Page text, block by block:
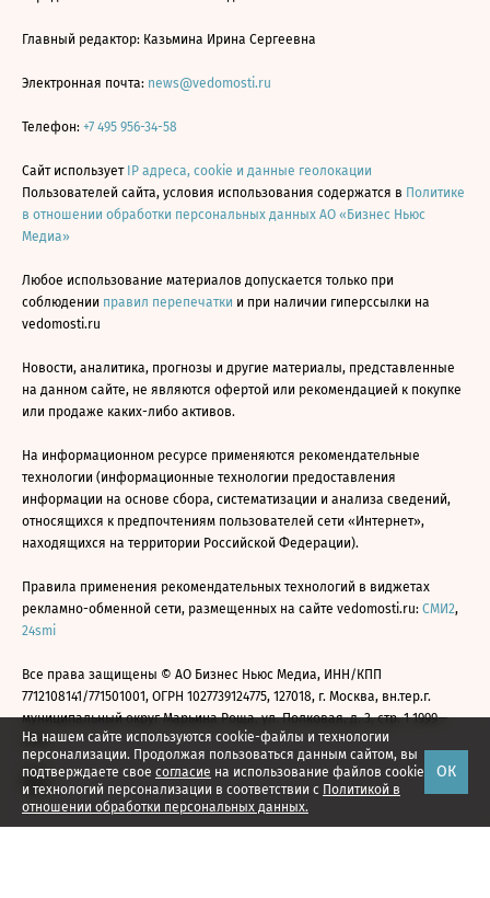
На нашем сайте используются cookie-файлы и технологии
персонализации. Продолжая пользоваться данным сайтом, вы
подтверждаете свое согласие на использование файлов cookie
и технологий персонализации в соответствии с Политикой в
отношении обработки персональных данных.
ОК
Главный редактор: Казьмина Ирина Сергеевна
Электронная почта: news@vedomosti.ru
Телефон: +7 495 956-34-58
Сайт использует IP адреса, cookie и данные геолокации
Пользователей сайта, условия использования содержатся в Политике
в отношении обработки персональных данных АО «Бизнес Ньюс
Медиа»
Любое использование материалов допускается только при
соблюдении правил перепечатки и при наличии гиперссылки на
vedomosti.ru
Новости, аналитика, прогнозы и другие материалы, представленные
на данном сайте, не являются офертой или рекомендацией к покупке
или продаже каких-либо активов.
На информационном ресурсе применяются рекомендательные
технологии (информационные технологии предоставления
информации на основе сбора, систематизации и анализа сведений,
относящихся к предпочтениям пользователей сети «Интернет»,
находящихся на территории Российской Федерации).
Правила применения рекомендательных технологий в виджетах
рекламно-обменной сети, размещенных на сайте vedomosti.ru: СМИ2,
24smi
Все права защищены © АО Бизнес Ньюс Медиа, ИНН/КПП
7712108141/771501001, ОГРН 1027739124775, 127018, г. Москва, вн.тер.г.
муниципальный округ Марьина Роща, ул. Полковая, д. 3, стр. 1 1999—
2026